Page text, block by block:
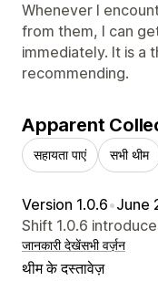
Whenever I
from them, I can
immediately. It is a
recommending.
Apparent
सहायता पाएं सभी थीम
Version 1.0.6•June
Shift 1.0.6
जानकारी देखेंसभी वर्ज़न
थीम के दस्तावेज़